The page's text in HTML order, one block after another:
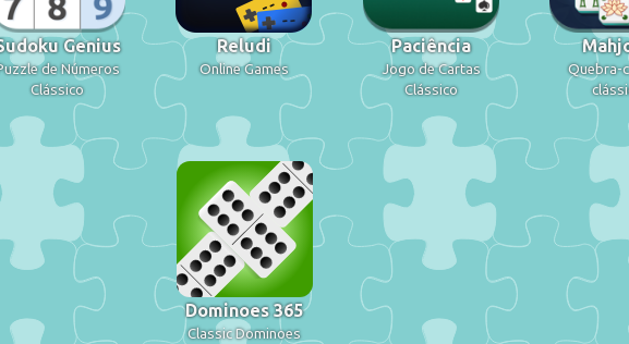
Genius
de Números
Clássico
Reludi
Online Games
Paciência
Jogo de Cartas
Clássico
Quebra-
Dominoes 365
Classic Dominoes